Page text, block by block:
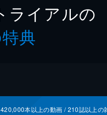
ライアルの
典
420,000本以上の動画 /210誌以上の